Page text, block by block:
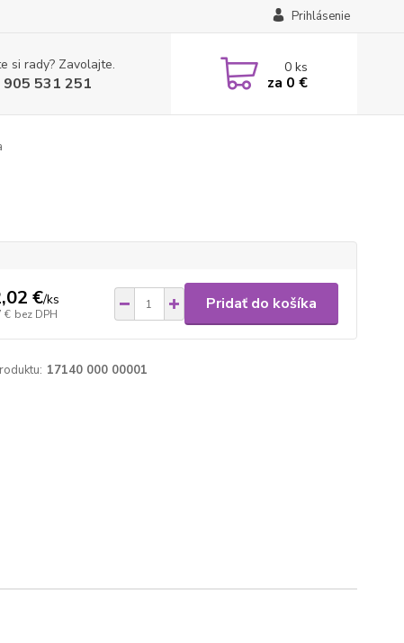
Prihlásenie
si rady? Zavolajte.
905 531 251
0ks
za 0 €
€/ks
€ bez DPH
Pridať do košíka
17140 000 00001